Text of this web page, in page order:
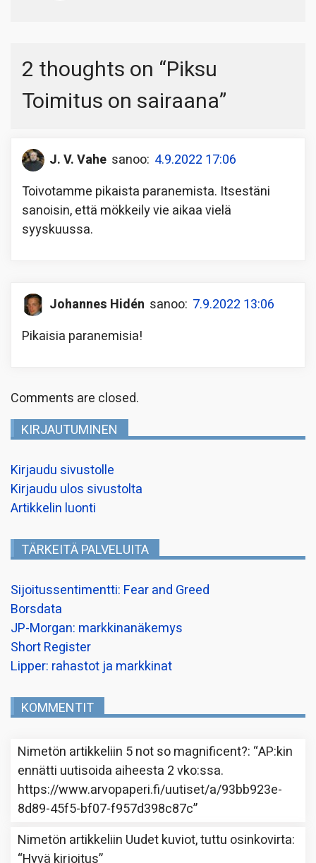
2 thoughts on “Piksu
Toimitus on sairaana”
J. V. Vahe sanoo: 4.9.2022 17:06
Toivotamme pikaista paranemista. Itsestäni
sanoisin, että mökkeily vie aikaa vielä
syyskuussa.
Johannes Hidén sanoo: 7.9.2022 13:06
Pikaisia paranemisia!
Comments are closed.
KIRJAUTUMINEN
Kirjaudu sivustolle
Kirjaudu ulos sivustolta
Artikkelin luonti
TÄRKEITÄ PALVELUITA
Sijoitussentimentti: Fear and Greed
Borsdata
JP-Morgan: markkinanäkemys
Short Register
Lipper: rahastot ja markkinat
KOMMENTIT
Nimetön artikkeliin 5 not so magnificent?: “AP:kin
ennätti uutisoida aiheesta 2 vko:ssa.
https://www.arvopaperi.fi/uutiset/a/93bb923e-
8d89-45f5-bf07-f957d398c87c”
Nimetön artikkeliin Uudet kuviot, tuttu osinkovirta:
“Hyvä kirjoitus”